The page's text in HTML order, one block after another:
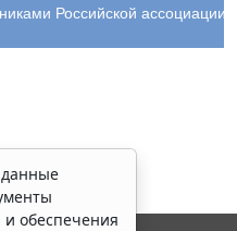
Российской
обеспечения